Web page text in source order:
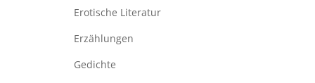
Erotische Literatur
Erzählungen
Gedichte